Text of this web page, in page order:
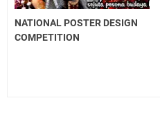
NATIONAL POSTER DESIGN
COMPETITION